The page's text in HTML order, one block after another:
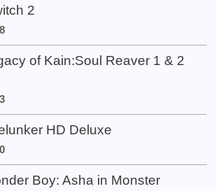
2
of Kain:Soul Reaver 1 & 2
HD Deluxe
Boy: Asha in Monster